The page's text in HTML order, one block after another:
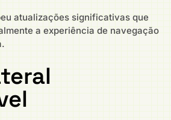
atualizações significativas que
a experiência de navegação